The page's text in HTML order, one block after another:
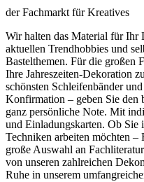
der Fachmarkt für Kreatives
Wir halten das Material für
aktuellen Trendhobbies und
Bastelthemen. Für die großen
Ihre Jahreszeiten-Dekoration
schönsten Schleifenbänder
Konfirmation – geben Sie den
ganz persönliche Note. Mit
und Einladungskarten. Ob Sie
Techniken arbeiten möchten
große Auswahl an
von unseren zahlreichen
Ruhe in unserem